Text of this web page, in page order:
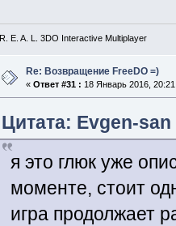
R. E. A. L. 3DO Interactive Multiplayer
Re: Возвращение FreeDO =)
« Ответ #31 : 18 Январь 2016,
Цитата: Evgen-
я это глюк уже
моменте, стоит
игра продолжает